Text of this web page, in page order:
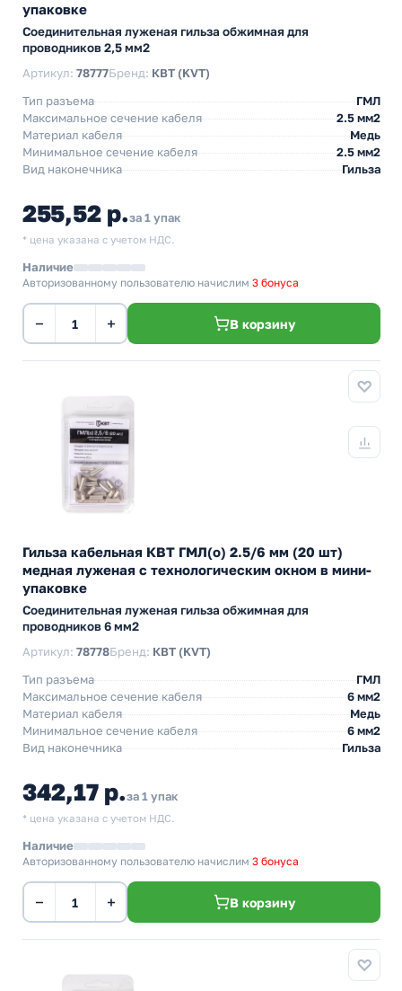
упаковке
Cоединительная луженая гильза обжимная для
проводников 2,5 мм2
Артикул: 78777Бренд: КВТ (KVT)
Тип разъема
ГМЛ
Максимальное сечение кабеля
2.5 мм2
Материал кабеля
Медь
Минимальное сечение кабеля
2.5 мм2
Вид наконечника
Гильза
255,52 р.за 1 упак
* цена указана с учетом НДС.
Наличие
Авторизованному пользователю начислим 3 бонуса
− + В корзину
Гильза кабельная КВТ ГМЛ(о) 2.5/6 мм (20 шт)
медная луженая с технологическим окном в мини-
упаковке
Cоединительная луженая гильза обжимная для
проводников 6 мм2
Артикул: 78778Бренд: КВТ (KVT)
Тип разъема
ГМЛ
Максимальное сечение кабеля
6 мм2
Материал кабеля
Медь
Минимальное сечение кабеля
6 мм2
Вид наконечника
Гильза
342,17 р.за 1 упак
* цена указана с учетом НДС.
Наличие
Авторизованному пользователю начислим 3 бонуса
− + В корзину